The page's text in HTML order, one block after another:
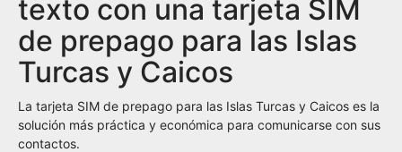
texto con una tarjeta SIM
de prepago para las Islas
Turcas y Caicos
La tarjeta SIM de prepago para las Islas Turcas y Caicos es la
solución más práctica y económica para comunicarse con sus
contactos.